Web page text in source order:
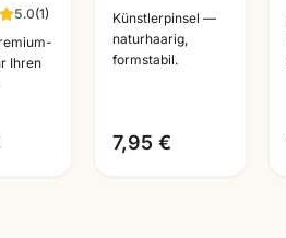
·
·
5.0(1)
Ihren
4209 Fit
Synthetics ·
Schule &
Künstlerpinsel —
naturhaarig,
formstabil.
7,95 €